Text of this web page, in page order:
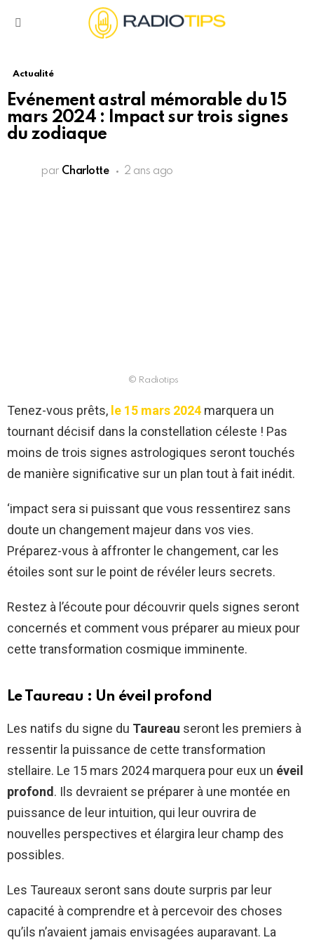
Actualité
Evénement astral mémorable du 15
mars 2024 : Impact sur trois signes
du zodiaque
par Charlotte 2 ans ago
© Radiotips
Tenez-vous prêts, le 15 mars 2024 marquera un
tournant décisif dans la constellation céleste ! Pas
moins de trois signes astrologiques seront touchés
de manière significative sur un plan tout à fait inédit.
‘impact sera si puissant que vous ressentirez sans
doute un changement majeur dans vos vies.
Préparez-vous à affronter le changement, car les
étoiles sont sur le point de révéler leurs secrets.
Restez à l’écoute pour découvrir quels signes seront
concernés et comment vous préparer au mieux pour
cette transformation cosmique imminente.
Le Taureau : Un éveil profond
Les natifs du signe du Taureau seront les premiers à
ressentir la puissance de cette transformation
stellaire. Le 15 mars 2024 marquera pour eux un éveil
profond. Ils devraient se préparer à une montée en
puissance de leur intuition, qui leur ouvrira de
nouvelles perspectives et élargira leur champ des
possibles.
Les Taureaux seront sans doute surpris par leur
capacité à comprendre et à percevoir des choses
qu’ils n’avaient jamais envisagées auparavant. La